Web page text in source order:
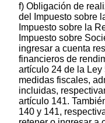
f) Obligación de
del Impuesto sobre
Impuesto sobre la
Impuesto sobre
ingresar a cuenta
financieros de
artículo 24 de la
medidas fiscales,
incluidas,
artículo 141.
140 y 141,